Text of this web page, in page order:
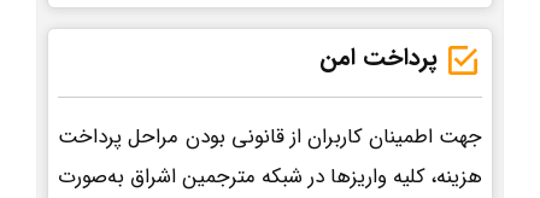
پرداخت امن
جهت اطمینان کاربران از قانونی بودن مراحل پرداخت
هزینه، کلیه واریزها در شبکه مترجمین اشراق به‌صورت